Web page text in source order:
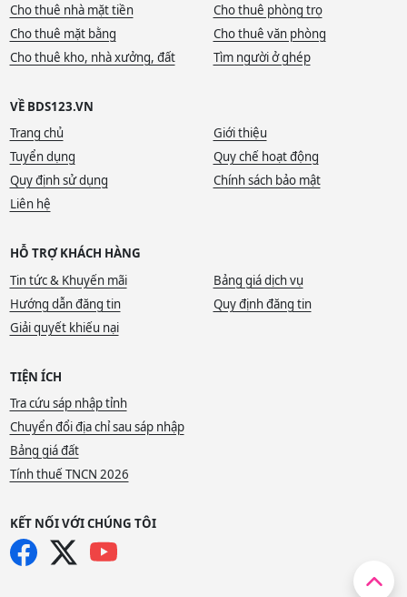
Cho thuê nhà mặt tiền
Cho thuê phòng trọ
Cho thuê mặt bằng
Cho thuê văn phòng
Cho thuê kho, nhà xưởng, đất
Tìm người ở ghép
VỀ BDS123.VN
Trang chủ
Giới thiệu
Tuyển dụng
Quy chế hoạt động
Quy định sử dụng
Chính sách bảo mật
Liên hệ
HỖ TRỢ KHÁCH HÀNG
Tin tức & Khuyến mãi
Bảng giá dịch vụ
Hướng dẫn đăng tin
Quy định đăng tin
Giải quyết khiếu nại
TIỆN ÍCH
Tra cứu sáp nhập tỉnh
Chuyển đổi địa chỉ sau sáp nhập
Bảng giá đất
Tính thuế TNCN 2026
KẾT NỐI VỚI CHÚNG TÔI